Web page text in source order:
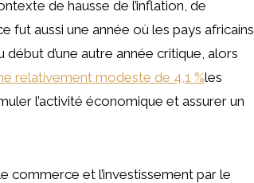
de hausse de l’inflation, de
aussi une année où les pays africains
d’une autre année critique, alors
relativement modeste de 4,1 %les
l’activité économique et assurer un
commerce et l’investissement par le